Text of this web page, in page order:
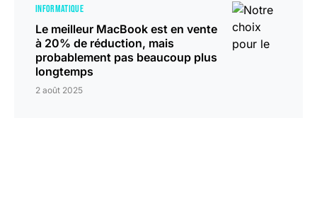
INFORMATIQUE
Le meilleur MacBook est en vente
à 20% de réduction, mais
probablement pas beaucoup plus
longtemps
2 août 2025